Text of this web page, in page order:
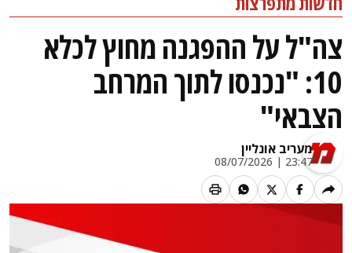
צה"ל על ההפגנה מחוץ לכלא
10: "נכנסו לתוך המרחב
הצבאי"
מעריב אונליין
23:47 | 08/07/2026